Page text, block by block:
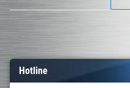
Hotline